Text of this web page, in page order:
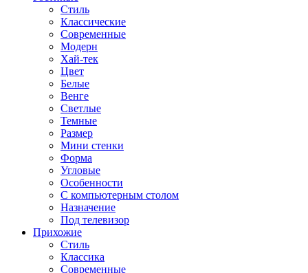
Стиль
Классические
Современные
Модерн
Хай-тек
Цвет
Белые
Венге
Светлые
Темные
Размер
Мини стенки
Форма
Угловые
Особенности
С компьютерным столом
Назначение
Под телевизор
Прихожие
Стиль
Классика
Современные